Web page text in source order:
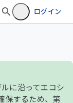
ログイン
に沿ってエコシ
保するため、第